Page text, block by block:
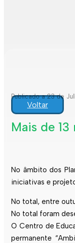
Publicado a 23 de
Voltar
Mais de
No âmbito dos
iniciativas e
No total, entre
No total foram
O Centro de
permanente